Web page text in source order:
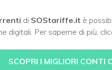
di SOStariffe.it è
digitali. Per saperne di più,
SCOPRI I MIGLIORI CONTI